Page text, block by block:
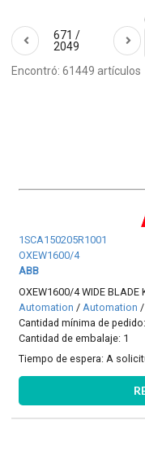
671 /
2049
Encontró: 61449 artículos
1SCA150205R1001
OXEW1600/4
ABB
OXEW1600/4 WIDE BLADE
Automation / Automation /
Cantidad mínima de
Cantidad de embalaje: 1
Tiempo de espera: A